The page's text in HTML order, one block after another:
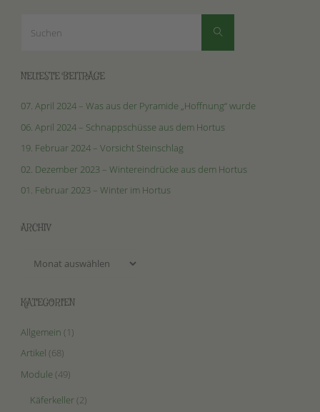
der
Baumschule"
Suchen
NEUESTE BEITRÄGE
07. April 2024 – Was aus der Pyramide „Hoffnung“ wurde
06. April 2024 – Schnappschüsse aus dem Hortus
19. Februar 2024 – Vorsicht Steinschlag
02. Dezember 2023 – Wintereindrücke aus dem Hortus
01. Februar 2023 – Winter im Hortus
ARCHIV
KATEGORIEN
Allgemein (1)
Artikel (68)
Module (49)
Käferkeller(2)